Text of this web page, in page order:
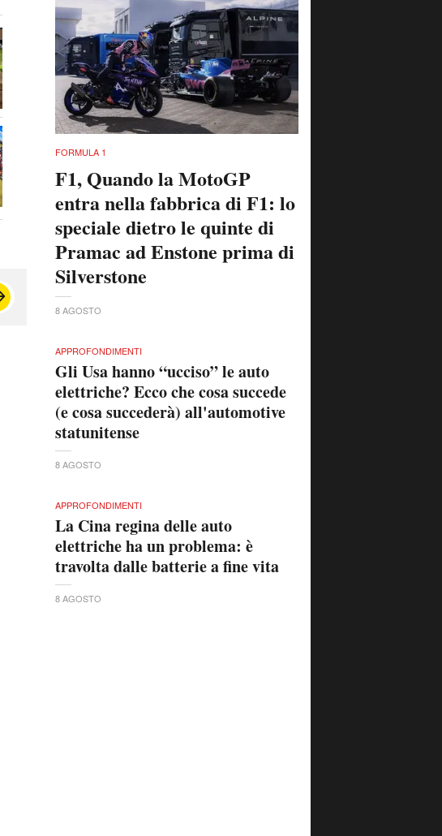
FORMULA 1
F1, Quando la MotoGP
entra nella fabbrica di F1: lo
speciale dietro le quinte di
Pramac ad Enstone prima di
Silverstone
8 AGOSTO
APPROFONDIMENTI
Gli Usa hanno “ucciso” le auto
elettriche? Ecco che cosa succede
(e cosa succederà) all'automotive
statunitense
8 AGOSTO
APPROFONDIMENTI
La Cina regina delle auto
elettriche ha un problema: è
travolta dalle batterie a fine vita
8 AGOSTO